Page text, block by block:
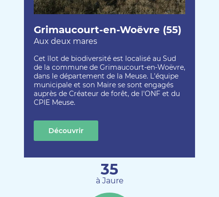
Grimaucourt-en-Woëvre (55)
Aux deux mares
Cet îlot de biodiversité est localisé au Sud
de la commune de Grimaucourt-en-Woëvre,
dans le département de la Meuse. L'équipe
municipale et son Maire se sont engagés
auprès de Créateur de forêt, de l'ONF et du
CPIE Meuse.
Découvrir
35
à Jaure